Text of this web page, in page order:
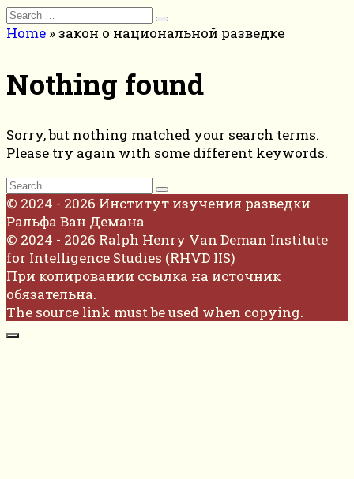
Search
for:
Home »закон о национальной разведке
Nothing found
Sorry, but nothing matched your search terms.
Please try again with some different keywords.
Search
for:
© 2024 - 2026 Институт изучения разведки
Ральфа Ван Демана
© 2024 - 2026 Ralph Henry Van Deman Institute
for Intelligence Studies (RHVD IIS)
При копировании ссылка на источник
обязательна.
The source link must be used when copying.